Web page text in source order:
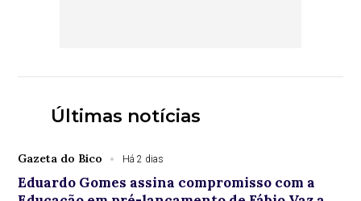
Últimas notícias
Gazeta do Bico Há 2 dias
Eduardo Gomes assina compromisso com a